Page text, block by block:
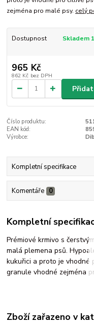
zejména pro malé psy. celý
Dostupnost Skladem
965 Kč
862 Kč bez DPH
Číslo produktu:
EAN kód:
Výrobce:
Kompletní specifikace
Komentáře 0
Kompletní
Prémiové krmivo s
malá plemena psů.
kukuřici a proto je vhodné
granule vhodné zejména
Zboží zařazeno v